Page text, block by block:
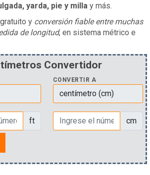
yarda, pie y milla y más.
y conversión fiable entre muchas
de longitud, en sistema métrico e
Convertidor
CONVERTIR A
ft cm